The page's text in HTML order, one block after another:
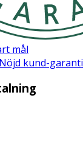
mål
kund-garanti